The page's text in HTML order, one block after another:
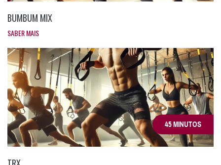
BUMBUM MIX
SABER MAIS
45 MINUTOS